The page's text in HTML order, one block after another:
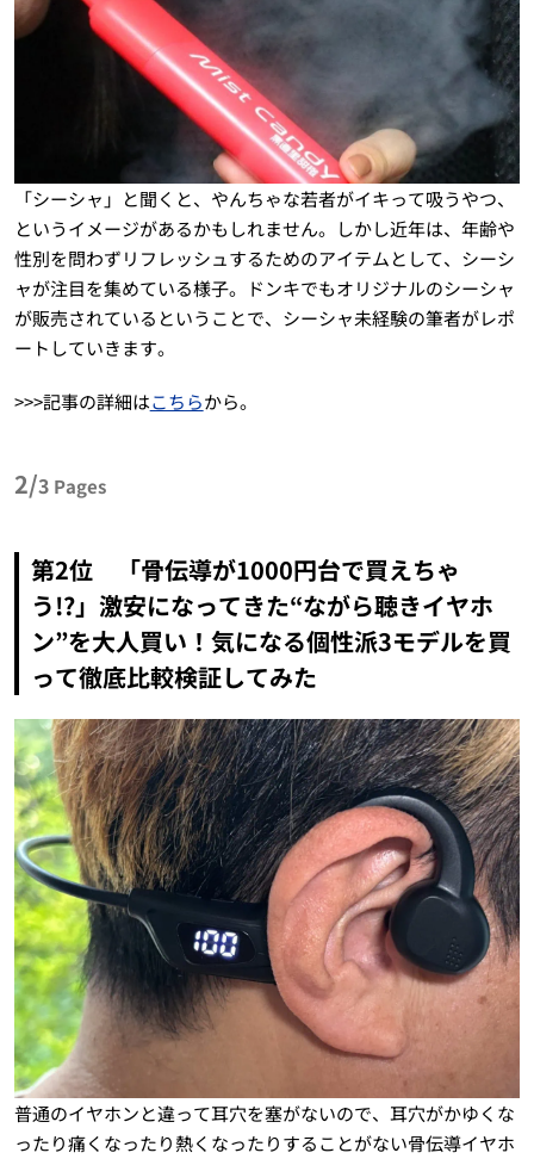
「シーシャ」と聞くと、やんちゃな若者がイキって吸うやつ、
というイメージがあるかもしれません。しかし近年は、年齢や
性別を問わずリフレッシュするためのアイテムとして、シーシ
ャが注目を集めている様子。ドンキでもオリジナルのシーシャ
が販売されているということで、シーシャ未経験の筆者がレポ
ートしていきます。
>>>記事の詳細はこちらから。
2/3 Pages
第2位 「骨伝導が1000円台で買えちゃ
う!?」激安になってきた“ながら聴きイヤホ
ン”を大人買い！気になる個性派3モデルを買
って徹底比較検証してみた
普通のイヤホンと違って耳穴を塞がないので、耳穴がかゆくな
ったり痛くなったり熱くなったりすることがない骨伝導イヤホ